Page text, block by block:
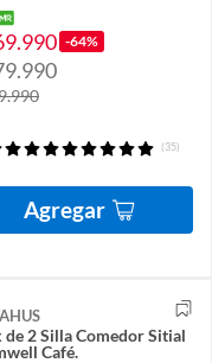
-64%
(35)
Agregar
de 2 Silla Comedor Sitial
Café.